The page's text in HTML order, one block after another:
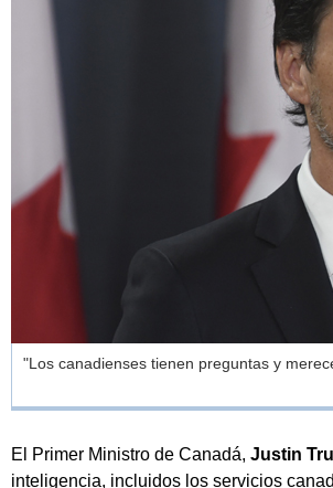
"Los canadienses tienen preguntas y
El Primer Ministro de Canadá, Justin
inteligencia, incluidos los servicios